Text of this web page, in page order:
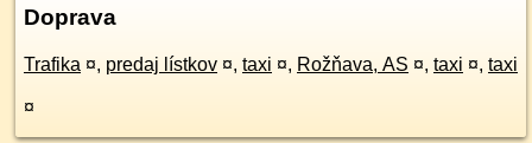
Doprava
Trafika ¤, predaj lístkov ¤, taxi ¤, Rožňava, AS ¤, taxi ¤, taxi
¤